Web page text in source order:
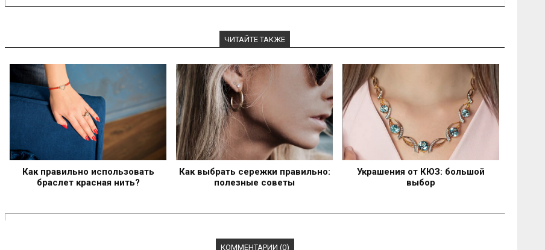
ЧИТАЙТЕ ТАКЖЕ
Как правильно использовать
браслет красная нить?
Как выбрать сережки правильно:
полезные советы
Украшения от КЮЗ: большой
выбор
КОММЕНТАРИИ (0)